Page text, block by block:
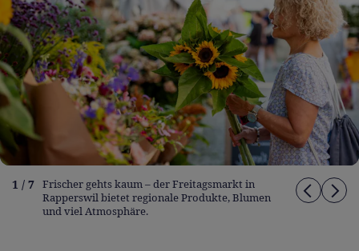
1 / 7 Frischer gehts kaum – der Freitagsmarkt in
Rapperswil bietet regionale Produkte, Blumen
und viel Atmosphäre.